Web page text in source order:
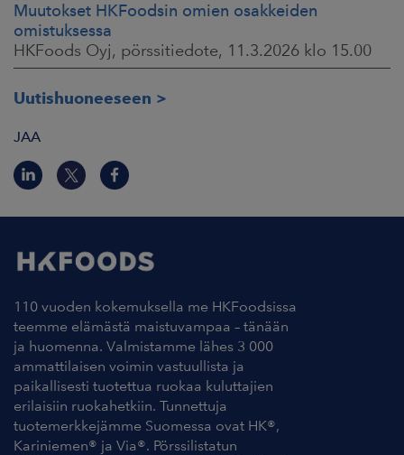
Muutokset HKFoodsin omien osakkeiden
omistuksessa
HKFoods Oyj, pörssitiedote, 11.3.2026 klo 15.00
Uutishuoneeseen
JAA
110 vuoden kokemuksella me HKFoodsissa
teemme elämästä maistuvampaa – tänään
ja huomenna. Valmistamme lähes 3 000
ammattilaisen voimin vastuullista ja
paikallisesti tuotettua ruokaa kuluttajien
erilaisiin ruokahetkiin. Tunnettuja
tuotemerkkejämme Suomessa ovat HK®,
Kariniemen® ja Via®. Pörssilistatun